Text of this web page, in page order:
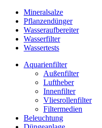
Mineralsalze
Pflanzendünger
Wasseraufbereiter
Wasserfilter
Wassertests
Aquarienfilter
Außenfilter
Luftheber
Innenfilter
Vliesrollenfilter
Filtermedien
Beleuchtung